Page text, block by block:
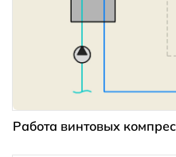
Работа винтовых